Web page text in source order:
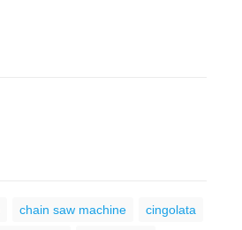
chain saw machine
cingolata